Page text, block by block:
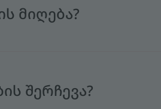
მიღება?
შერჩევა?